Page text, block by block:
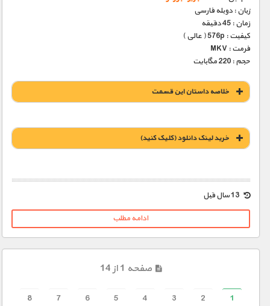
زبان : دوبله فارسی
زمان : 45 دقیقه
کیفیت : 576p ( عالی )
فرمت : MKV
حجم : 220 مگابایت
خلاصه داستان این قسمت
خريد لينک دانلود (کليک کنيد)
1900 تومان – خريد لينک دانلود (افزودن به سبد خريد)
ادامه مطلب
صفحه 1 از 14
1
2
3
4
5
6
7
8